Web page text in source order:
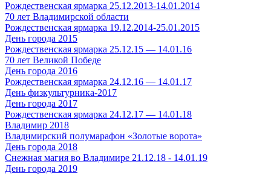
Рождественская ярмарка 25.12.2013-14.01.2014
70 лет Владимирской области
Рождественская ярмарка 19.12.2014-25.01.2015
День города 2015
Рождественская ярмарка 25.12.15 — 14.01.16
70 лет Великой Победе
День города 2016
Рождественская ярмарка 24.12.16 — 14.01.17
День физкультурника-2017
День города 2017
Рождественская ярмарка 24.12.17 — 14.01.18
Владимир 2018
Владимирский полумарафон «Золотые ворота»
День города 2018
Снежная магия во Владимире 21.12.18 - 14.01.19
День города 2019